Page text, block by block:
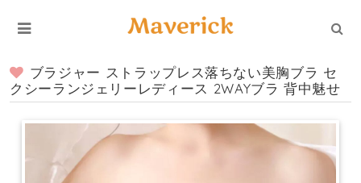
ブラジャー ストラップレス落ちない美胸ブラ セ
クシーランジェリーレディース 2WAYブラ 背中魅せ